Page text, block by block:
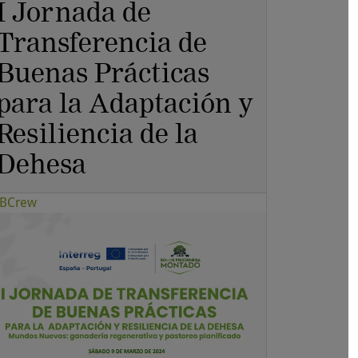
Jornada de
de
Prácticas
la Adaptación y
de la